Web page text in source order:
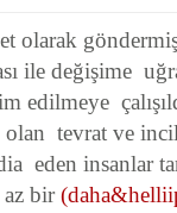
olarak
ile değişime
edilmeye
tevrat ve
eden insanlar
bir